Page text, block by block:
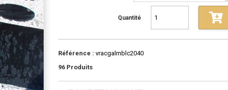
Quantité
Référence : vracgalmblc2040
96 Produits